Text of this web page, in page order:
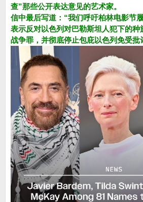
查”那些公开表达意见的艺术家。
信中最后写道：“我们呼吁柏林电影节
表示反对以色列对巴勒斯坦人犯下的
战争罪，并彻底停止包庇以色列免受批